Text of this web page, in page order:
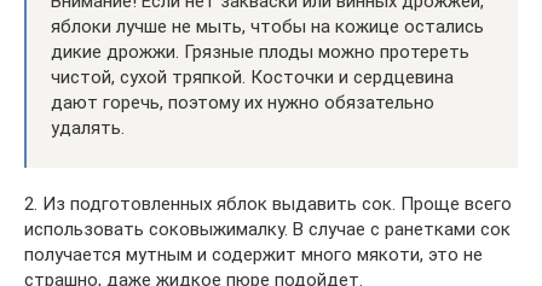
яблоки лучше не мыть, чтобы на кожице остались
дикие дрожжи. Грязные плоды можно протереть
чистой, сухой тряпкой. Косточки и сердцевина
дают горечь, поэтому их нужно обязательно
удалять.
2. Из подготовленных яблок выдавить сок. Проще всего
использовать соковыжималку. В случае с ранетками сок
получается мутным и содержит много мякоти, это не
страшно, даже жидкое пюре подойдет.